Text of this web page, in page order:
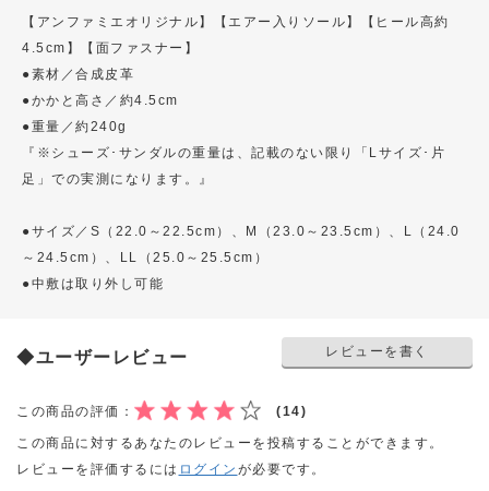
【アンファミエオリジナル】【エアー入りソール】【ヒール高約
4.5cm】【面ファスナー】
●素材／合成皮革
●かかと高さ／約4.5cm
●重量／約240g
『※シューズ･サンダルの重量は、記載のない限り「Lサイズ･片
足」での実測になります。』
●サイズ／S（22.0～22.5cm）、M（23.0～23.5cm）、L（24.0
～24.5cm）、LL（25.0～25.5cm）
●中敷は取り外し可能
◆ユーザーレビュー レビューを書く
この商品の評価： (14)
この商品に対するあなたのレビューを投稿することができます。
レビューを評価するには ログイン が必要です。